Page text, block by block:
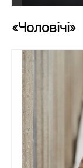
«Чоловічі»